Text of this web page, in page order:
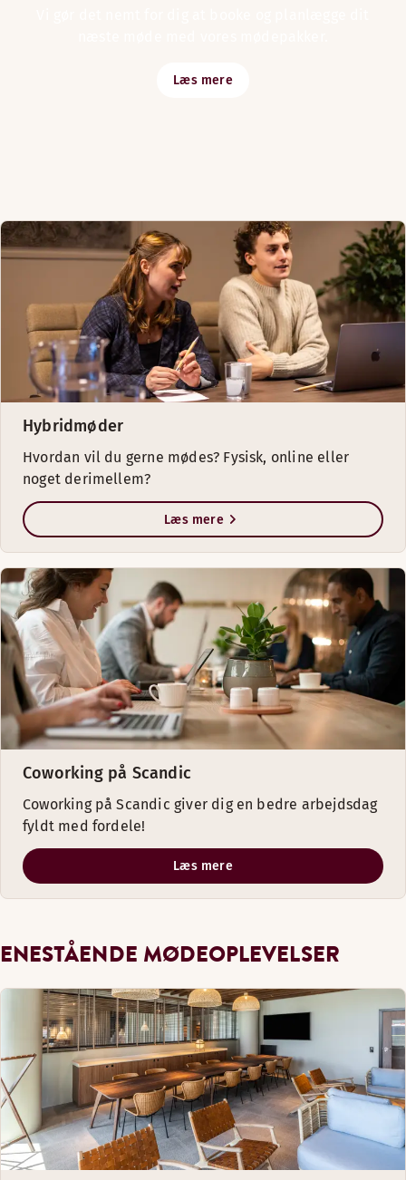
Læs mere
Hybridmøder
Hvordan vil du gerne mødes? Fysisk, online eller
noget derimellem?
Læs mere
Coworking på Scandic
Coworking på Scandic giver dig en bedre arbejdsdag
fyldt med fordele!
Læs mere
ENESTÅENDE MØDEOPLEVELSER